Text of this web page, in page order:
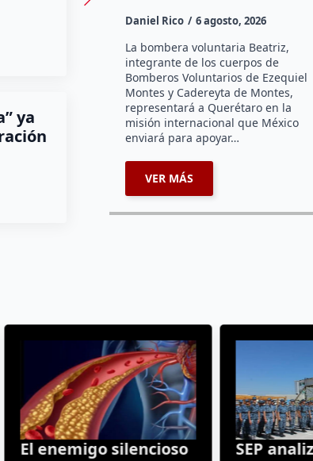
ya
Daniel Rico 6 agosto, 2026
La bombera voluntaria Beatriz,
integrante de los cuerpos de
Bomberos Voluntarios de Ezequiel
Montes y Cadereyta de Montes,
representará a Querétaro en la
misión internacional que México
enviará para apoyar…
VER MÁS
El enemigo silencioso
SEP